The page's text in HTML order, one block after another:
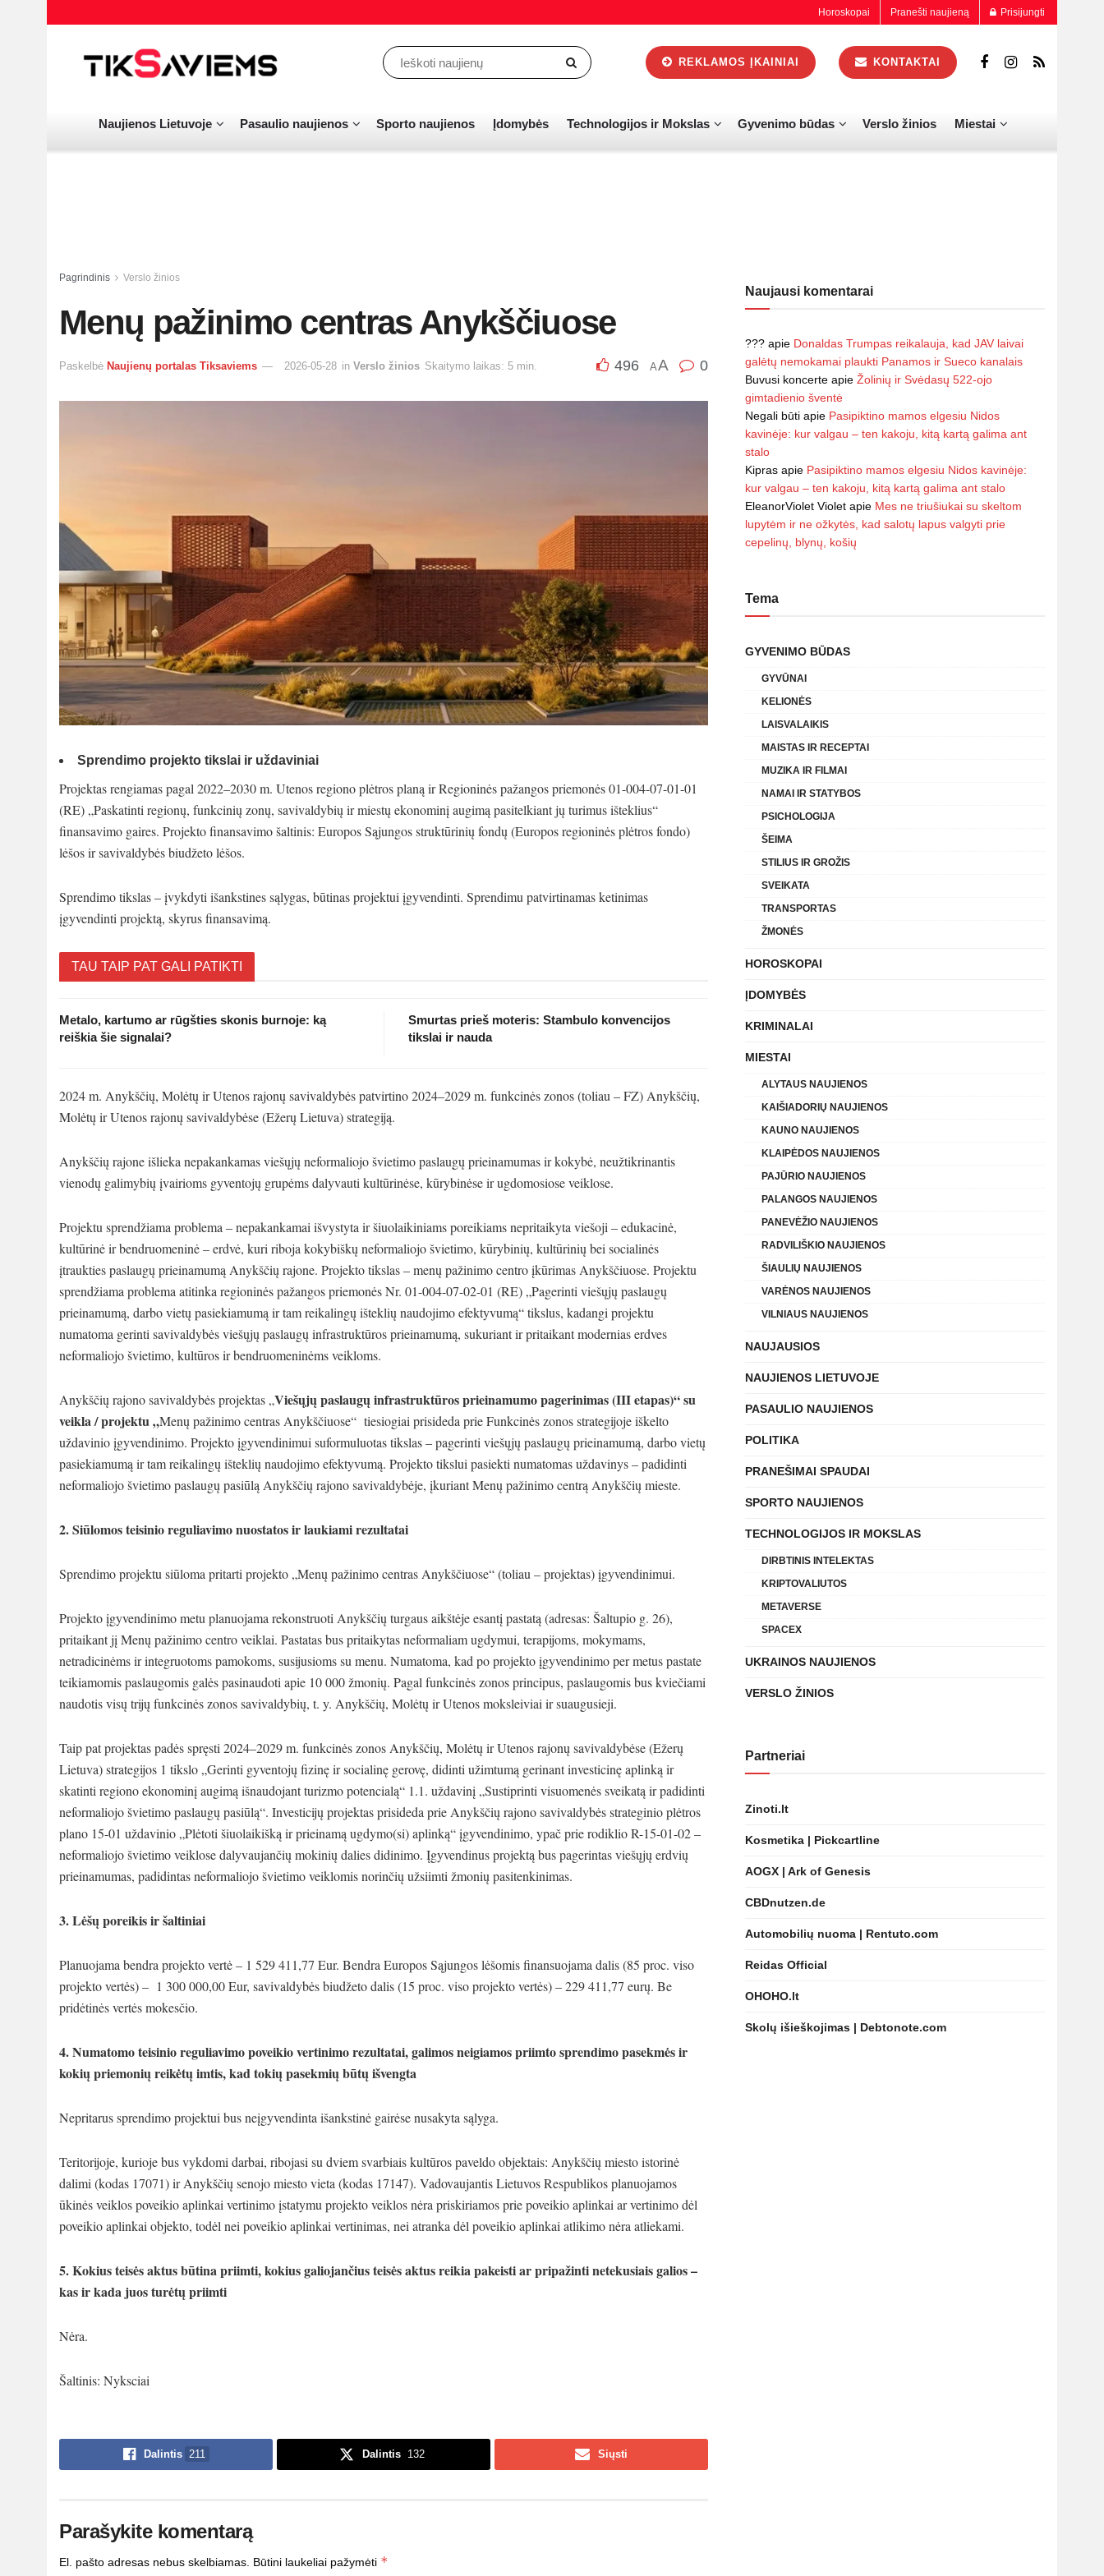
Horoskopai Pranešti naujieną Prisijungti
REKLAMOS ĮKAINIAI KONTAKTAI
Naujienos Lietuvoje Pasaulio naujienos Sporto naujienos Įdomybės Technologijos ir Mokslas Gyvenimo būdas Verslo žinios Miestai
Pagrindinis Verslo žinios
Menų pažinimo centras Anykščiuose
Paskelbė Naujienų portalas Tiksaviems 2026-05-28 in Verslo žinios Skaitymo laikas: 5 min. 496 AA 0
Sprendimo projekto tikslai ir uždaviniai
Projektas rengiamas pagal 2022–2030 m. Utenos regiono plėtros planą ir Regioninės pažangos priemonės 01-004-07-01-01
(RE) „Paskatinti regionų, funkcinių zonų, savivaldybių ir miestų ekonominį augimą pasitelkiant jų turimus išteklius“
finansavimo gaires. Projekto finansavimo šaltinis: Europos Sąjungos struktūrinių fondų (Europos regioninės plėtros fondo)
lėšos ir savivaldybės biudžeto lėšos.
Sprendimo tikslas – įvykdyti išankstines sąlygas, būtinas projektui įgyvendinti. Sprendimu patvirtinamas ketinimas
įgyvendinti projektą, skyrus finansavimą.
TAU TAIP PAT GALI PATIKTI
Metalo, kartumo ar rūgšties skonis burnoje: ką
reiškia šie signalai?
Smurtas prieš moteris: Stambulo konvencijos
tikslai ir nauda
2024 m. Anykščių, Molėtų ir Utenos rajonų savivaldybės patvirtino 2024–2029 m. funkcinės zonos (toliau – FZ) Anykščių,
Molėtų ir Utenos rajonų savivaldybėse (Ežerų Lietuva) strategiją.
Anykščių rajone išlieka nepakankamas viešųjų neformaliojo švietimo paslaugų prieinamumas ir kokybė, neužtikrinantis
vienodų galimybių įvairioms gyventojų grupėms dalyvauti kultūrinėse, kūrybinėse ir ugdomosiose veiklose.
Projektu sprendžiama problema – nepakankamai išvystyta ir šiuolaikiniams poreikiams nepritaikyta viešoji – edukacinė,
kultūrinė ir bendruomeninė – erdvė, kuri riboja kokybiškų neformaliojo švietimo, kūrybinių, kultūrinių bei socialinės
įtraukties paslaugų prieinamumą Anykščių rajone. Projekto tikslas – menų pažinimo centro įkūrimas Anykščiuose. Projektu
sprendžiama problema atitinka regioninės pažangos priemonės Nr. 01-004-07-02-01 (RE) „Pagerinti viešųjų paslaugų
prieinamumą, darbo vietų pasiekiamumą ir tam reikalingų išteklių naudojimo efektyvumą“ tikslus, kadangi projektu
numatoma gerinti savivaldybės viešųjų paslaugų infrastruktūros prieinamumą, sukuriant ir pritaikant modernias erdves
neformaliojo švietimo, kultūros ir bendruomeninėms veikloms.
Anykščių rajono savivaldybės projektas „Viešųjų paslaugų infrastruktūros prieinamumo pagerinimas (III etapas)“ su
veikla / projektu „Menų pažinimo centras Anykščiuose“ tiesiogiai prisideda prie Funkcinės zonos strategijoje iškelto
uždavinio įgyvendinimo. Projekto įgyvendinimui suformuluotas tikslas – pagerinti viešųjų paslaugų prieinamumą, darbo vietų
pasiekiamumą ir tam reikalingų išteklių naudojimo efektyvumą. Projekto tikslui pasiekti numatomas uždavinys – padidinti
neformaliojo švietimo paslaugų pasiūlą Anykščių rajono savivaldybėje, įkuriant Menų pažinimo centrą Anykščių mieste.
2.Siūlomos teisinio reguliavimo nuostatos ir laukiami rezultatai
Sprendimo projektu siūloma pritarti projekto „Menų pažinimo centras Anykščiuose“ (toliau – projektas) įgyvendinimui.
Projekto įgyvendinimo metu planuojama rekonstruoti Anykščių turgaus aikštėje esantį pastatą (adresas: Šaltupio g. 26),
pritaikant jį Menų pažinimo centro veiklai. Pastatas bus pritaikytas neformaliam ugdymui, terapijoms, mokymams,
netradicinėms ir integruotoms pamokoms, susijusioms su menu. Numatoma, kad po projekto įgyvendinimo per metus pastate
teikiamomis paslaugomis galės pasinaudoti apie 10 000 žmonių. Pagal funkcinės zonos principus, paslaugomis bus kviečiami
naudotis visų trijų funkcinės zonos savivaldybių, t. y. Anykščių, Molėtų ir Utenos moksleiviai ir suaugusieji.
Taip pat projektas padės spręsti 2024–2029 m. funkcinės zonos Anykščių, Molėtų ir Utenos rajonų savivaldybėse (Ežerų
Lietuva) strategijos 1 tikslo „Gerinti gyventojų fizinę ir socialinę gerovę, didinti užimtumą gerinant investicinę aplinką ir
skatinti regiono ekonominį augimą išnaudojant turizmo potencialą“ 1.1. uždavinį „Sustiprinti visuomenės sveikatą ir padidinti
neformaliojo švietimo paslaugų pasiūlą“. Investicijų projektas prisideda prie Anykščių rajono savivaldybės strateginio plėtros
plano 15-01 uždavinio „Plėtoti šiuolaikišką ir prieinamą ugdymo(si) aplinką“ įgyvendinimo, ypač prie rodiklio R-15-01-02 –
neformaliojo švietimo veiklose dalyvaujančių mokinių dalies didinimo. Įgyvendinus projektą bus pagerintas viešųjų erdvių
prieinamumas, padidintas neformaliojo švietimo veiklomis norinčių užsiimti žmonių pasitenkinimas.
3. Lėšų poreikis ir šaltiniai
Planuojama bendra projekto vertė – 1 529 411,77 Eur. Bendra Europos Sąjungos lėšomis finansuojama dalis (85 proc. viso
projekto vertės) – 1 300 000,00 Eur, savivaldybės biudžeto dalis (15 proc. viso projekto vertės) – 229 411,77 eurų. Be
pridėtinės vertės mokesčio.
4. Numatomo teisinio reguliavimo poveikio vertinimo rezultatai, galimos neigiamos priimto sprendimo pasekmės ir
kokių priemonių reikėtų imtis, kad tokių pasekmių būtų išvengta
Nepritarus sprendimo projektui bus neįgyvendinta išankstinė gairėse nusakyta sąlyga.
Teritorijoje, kurioje bus vykdomi darbai, ribojasi su dviem svarbiais kultūros paveldo objektais: Anykščių miesto istorinė
dalimi (kodas 17071) ir Anykščių senojo miesto vieta (kodas 17147). Vadovaujantis Lietuvos Respublikos planuojamos
ūkinės veiklos poveikio aplinkai vertinimo įstatymu projekto veiklos nėra priskiriamos prie poveikio aplinkai ar vertinimo dėl
poveikio aplinkai objekto, todėl nei poveikio aplinkai vertinimas, nei atranka dėl poveikio aplinkai atlikimo nėra atliekami.
5. Kokius teisės aktus būtina priimti, kokius galiojančius teisės aktus reikia pakeisti ar pripažinti netekusiais galios –
kas ir kada juos turėtų priimti
Nėra.
Šaltinis: Nyksciai
Dalintis 211 Dalintis 132 Siųsti
Parašykite komentarą
El. pašto adresas nebus skelbiamas. Būtini laukeliai pažymėti *
Naujausi komentarai
??? apie Donaldas Trumpas reikalauja, kad JAV laivai
galėtų nemokamai plaukti Panamos ir Sueco kanalais
Buvusi koncerte apie Žolinių ir Svėdasų 522-ojo
gimtadienio šventė
Negali būti apie Pasipiktino mamos elgesiu Nidos
kavinėje: kur valgau – ten kakoju, kitą kartą galima ant
stalo
Kipras apie Pasipiktino mamos elgesiu Nidos kavinėje:
kur valgau – ten kakoju, kitą kartą galima ant stalo
EleanorViolet Violet apie Mes ne triušiukai su skeltom
lupytėm ir ne ožkytės, kad salotų lapus valgyti prie
cepelinų, blynų, košių
Tema
GYVENIMO BŪDAS
GYVŪNAI
KELIONĖS
LAISVALAIKIS
MAISTAS IR RECEPTAI
MUZIKA IR FILMAI
NAMAI IR STATYBOS
PSICHOLOGIJA
ŠEIMA
STILIUS IR GROŽIS
SVEIKATA
TRANSPORTAS
ŽMONĖS
HOROSKOPAI
ĮDOMYBĖS
KRIMINALAI
MIESTAI
ALYTAUS NAUJIENOS
KAIŠIADORIŲ NAUJIENOS
KAUNO NAUJIENOS
KLAIPĖDOS NAUJIENOS
PAJŪRIO NAUJIENOS
PALANGOS NAUJIENOS
PANEVĖŽIO NAUJIENOS
RADVILIŠKIO NAUJIENOS
ŠIAULIŲ NAUJIENOS
VARĖNOS NAUJIENOS
VILNIAUS NAUJIENOS
NAUJAUSIOS
NAUJIENOS LIETUVOJE
PASAULIO NAUJIENOS
POLITIKA
PRANEŠIMAI SPAUDAI
SPORTO NAUJIENOS
TECHNOLOGIJOS IR MOKSLAS
DIRBTINIS INTELEKTAS
KRIPTOVALIUTOS
METAVERSE
SPACEX
UKRAINOS NAUJIENOS
VERSLO ŽINIOS
Partneriai
Zinoti.lt
Kosmetika | Pickcartline
AOGX | Ark of Genesis
CBDnutzen.de
Automobilių nuoma | Rentuto.com
Reidas Official
OHOHO.lt
Skolų išieškojimas | Debtonote.com